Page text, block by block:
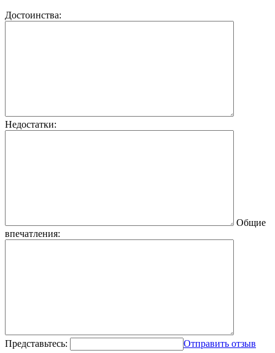
Достоинства:
Недостатки:
Общие
впечатления:
Представьтесь: Отправить отзыв